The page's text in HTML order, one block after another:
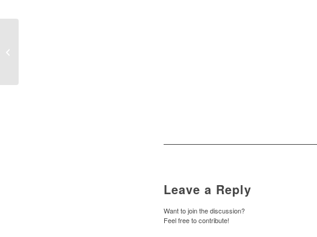
Leave a Reply
Want to join the discussion?
Feel free to contribute!